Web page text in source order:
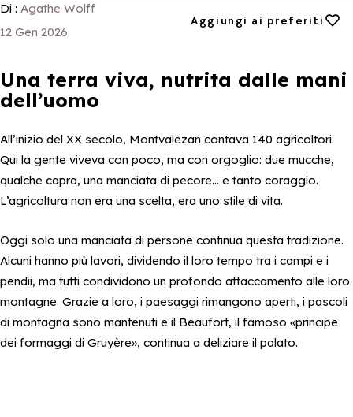
Di : Agathe Wolff
12 Gen 2026
Aggiungi ai preferiti
Aggiungi ai preferiti
Una terra viva, nutrita dalle mani
dell’uomo
All’inizio del XX secolo, Montvalezan contava 140 agricoltori.
Qui la gente viveva con poco, ma con orgoglio: due mucche,
qualche capra, una manciata di pecore… e tanto coraggio.
L’agricoltura non era una scelta, era uno stile di vita.
Oggi solo una manciata di persone continua questa tradizione.
Alcuni hanno più lavori, dividendo il loro tempo tra i campi e i
pendii, ma tutti condividono un profondo attaccamento alle loro
montagne. Grazie a loro, i paesaggi rimangono aperti, i pascoli
di montagna sono mantenuti e il Beaufort, il famoso «principe
dei formaggi di Gruyère», continua a deliziare il palato.